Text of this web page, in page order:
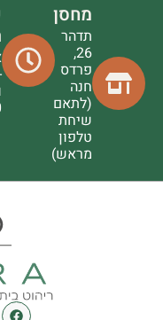
מחסן
תדהר
26,
פרדס
חנה
(לתאם
שיחת
טלפון
מראש)